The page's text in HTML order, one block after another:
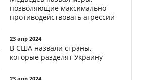
позволяющие максимально
противодействовать агрессии
23 апр 2024
В США назвали страны,
которые разделят Украину
23 апр 2024